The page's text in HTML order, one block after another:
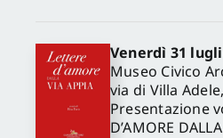
Venerdì 31
Museo Civico
via di Villa
Presentazione
D’AMORE